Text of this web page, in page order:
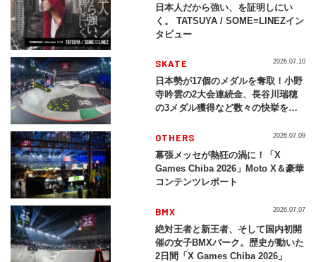
日本人だから強い、を証明しにい
く。 TATSUYA / SOME≡LINEZイン
タビュー
SKATE
日本勢が17個のメダルを奪取！小野
寺吟雲の2大会連続金、長谷川瑞穂
の3メダル獲得など数々の快挙をプ
2026」
2026.07.10
OTHERS
幕張メッセが熱狂の渦に！「X
Games Chiba 2026」Moto X＆豪華
コンテンツレポート
2026.07.09
BMX
絶対王者と新王者、そして国内初開
催の女子BMXパーク。歴史が動いた
2日間「X Games Chiba 2026」
2026.07.07